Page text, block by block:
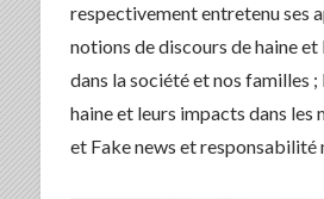
respectivement entretenu ses
notions de discours de haine
dans la société et nos familles
haine et leurs impacts dans les
et Fake news et responsabilité